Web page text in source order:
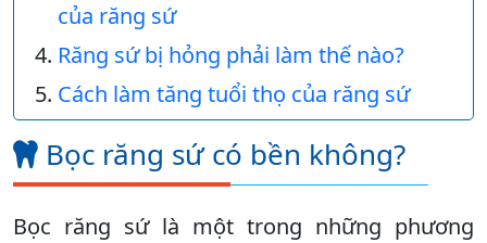
của răng sứ
Răng sứ bị hỏng phải làm thế nào?
Cách làm tăng tuổi thọ của răng sứ
Bọc răng sứ có bền không?
Bọc răng sứ là một trong những phương